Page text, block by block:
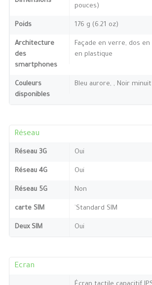
pouces)
Poids 176 g (6.21 oz)
Architecture
des
smartphones
Façade en verre, dos
en plastique
Couleurs
disponibles
Bleu aurore, , Noir minuit
Réseau
Réseau 3G Oui
Réseau 4G Oui
Réseau 5G Non
carte SIM `Standard SIM
Deux SIM Oui
Ecran